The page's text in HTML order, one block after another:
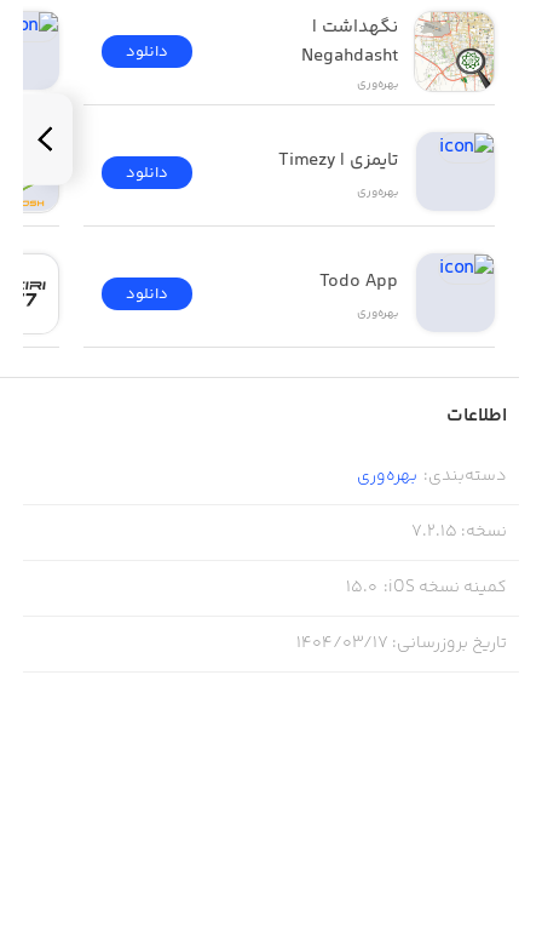
Negahdasht
بهره‌وری
دانلود
تایمزی | Timezy
بهره‌وری
دانلود
Todo App
بهره‌وری
دانلود
اطلاعات
دسته‌بندی: بهره‌وری
نسخه:
7.2.15
کمینه نسخه iOS :
15.0
تاریخ بروزرسانی: ۱۴۰۴/۰۳/۱۷